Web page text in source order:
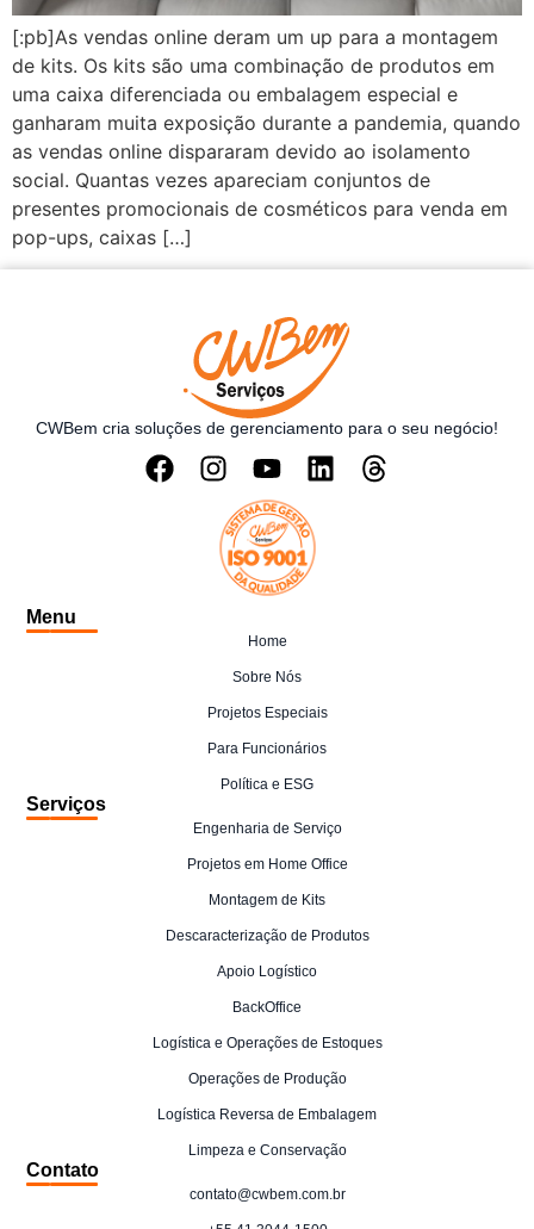
[:pb]As vendas online deram um up para a montagem
de kits. Os kits são uma combinação de produtos em
uma caixa diferenciada ou embalagem especial e
ganharam muita exposição durante a pandemia, quando
as vendas online dispararam devido ao isolamento
social. Quantas vezes apareciam conjuntos de
presentes promocionais de cosméticos para venda em
pop-ups, caixas […]
CWBem cria soluções de gerenciamento para o seu negócio!
Menu
Home
Sobre Nós
Projetos Especiais
Para Funcionários
Política e ESG
Serviços
Engenharia de Serviço
Projetos em Home Office
Montagem de Kits
Descaracterização de Produtos
Apoio Logístico
BackOffice
Logística e Operações de Estoques
Operações de Produção
Logística Reversa de Embalagem
Limpeza e Conservação
Contato
contato@cwbem.com.br